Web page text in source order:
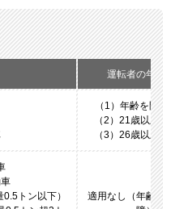
運転者の年齢
（1）年齢を問
（2）21歳以上
（3）26歳以上
トン以下）
適用なし（年齢を